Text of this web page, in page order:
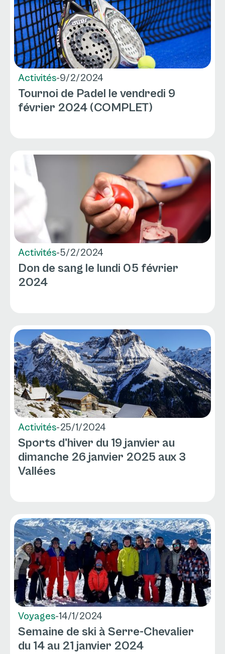
Activités-9/2/2024
Tournoi de Padel le vendredi 9
février 2024 (COMPLET)
Activités-5/2/2024
Don de sang le lundi 05 février
2024
Activités-25/1/2024
Sports d'hiver du 19 janvier au
dimanche 26 janvier 2025 aux 3
Vallées
Voyages-14/1/2024
Semaine de ski à Serre-Chevalier
du 14 au 21 janvier 2024